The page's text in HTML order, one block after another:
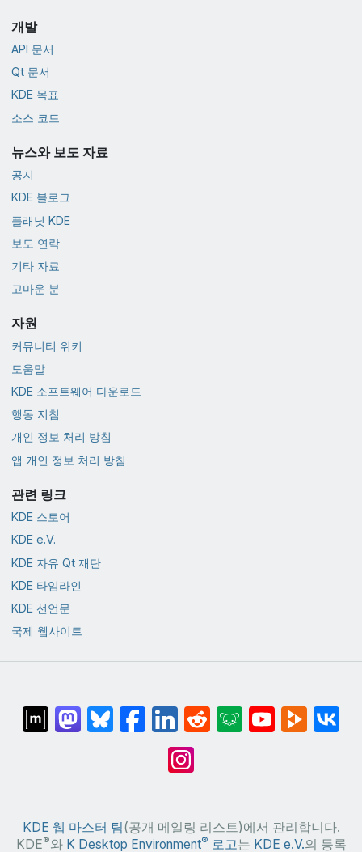
개발
API 문서
Qt 문서
KDE 목표
소스 코드
뉴스와 보도 자료
공지
KDE 블로그
플래닛 KDE
보도 연락
기타 자료
고마운 분
자원
커뮤니티 위키
도움말
KDE 소프트웨어 다운로드
행동 지침
개인 정보 처리 방침
앱 개인 정보 처리 방침
관련 링크
KDE 스토어
KDE e.V.
KDE 자유 Qt 재단
KDE 타임라인
KDE 선언문
국제 웹사이트
KDE 웹 마스터 팀(공개 메일링 리스트)에서 관리합니다.
KDE®와 K Desktop Environment® 로고는 KDE e.V.의 등록